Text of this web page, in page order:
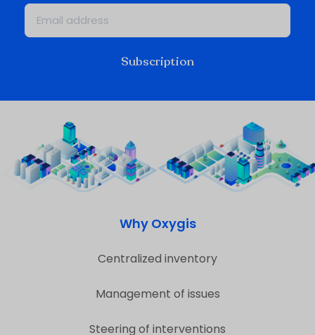
Subscription
Why Oxygis
Centralized inventory
Management of issues
Steering of interventions